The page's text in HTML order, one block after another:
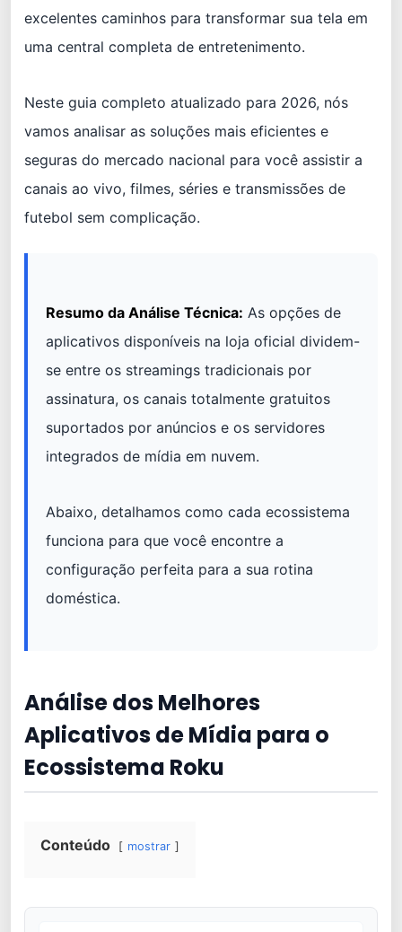
excelentes caminhos para transformar sua tela em
uma central completa de entretenimento.
Neste guia completo atualizado para 2026, nós
vamos analisar as soluções mais eficientes e
seguras do mercado nacional para você assistir a
canais ao vivo, filmes, séries e transmissões de
futebol sem complicação.
Resumo da Análise Técnica: As opções de
aplicativos disponíveis na loja oficial dividem-
se entre os streamings tradicionais por
assinatura, os canais totalmente gratuitos
suportados por anúncios e os servidores
integrados de mídia em nuvem.
Abaixo, detalhamos como cada ecossistema
funciona para que você encontre a
configuração perfeita para a sua rotina
doméstica.
Análise dos Melhores
Aplicativos de Mídia para o
Ecossistema Roku
Conteúdo mostrar